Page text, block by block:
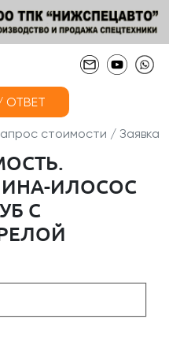
ОТВЕТ
стоимости / Заявка
ИЛОСОС
С